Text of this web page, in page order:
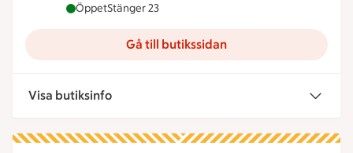
ICA Supermarket Cityhallen Karlskrona är öppen
ÖppetStänger 23
Gå till butikssidan
Visa butiksinfo